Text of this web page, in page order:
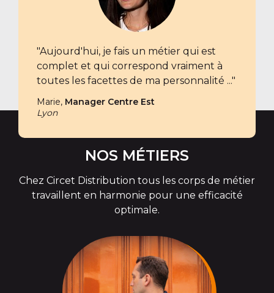
"Aujourd'hui, je fais un métier qui est
complet et qui correspond vraiment à
toutes les facettes de ma personnalité ..."
Marie, Manager Centre Est
Lyon
NOS MÉTIERS
Chez Circet Distribution tous les corps de métier
travaillent en harmonie pour une efficacité
optimale.